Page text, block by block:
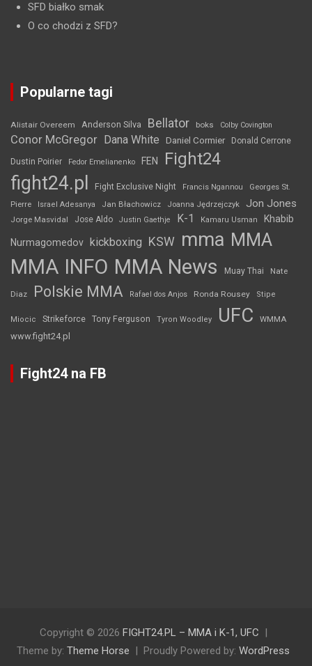
SFD białko smak
O co chodzi z SFD?
Popularne tagi
Alistair Overeem Anderson Silva Bellator boks Colby Covington
Conor McGregor Dana White Daniel Cormier Donald Cerrone
Dustin Poirier Fedor Emelianenko FEN Fight24
fight24.pl Fight Exclusive Night Francis Ngannou
Georges St.
Pierre
Israel Adesanya Jan Błachowicz Joanna Jędrzejczyk Jon Jones
Jorge Masvidal Jose Aldo Justin Gaethje K-1 Kamaru Usman Khabib
Nurmagomedov kickboxing KSW mma MMA
MMA INFO MMA News Muay Thai Nate
Diaz Polskie MMA Rafael dos Anjos Ronda Rousey Stipe
Miocic Strikeforce Tony Ferguson Tyron Woodley UFC WMMA
www.fight24.pl
Fight24 na FB
Copyright © 2026 FIGHT24.PL – MMA i K-1, UFC
Theme by: Theme Horse Proudly Powered by: WordPress